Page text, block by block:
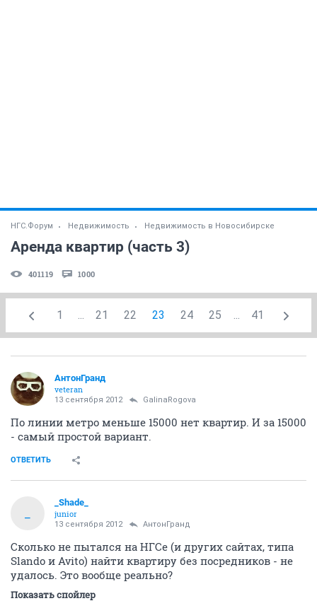
НГС.Форум Недвижимость Недвижимость в Новосибирске
Аренда квартир (часть 3)
401119 1000
1 ... 21 22 23 24 25 ... 41
АнтонГранд
veteran
13 сентября 2012 GalinaRogova
По линии метро меньше 15000 нет квартир. И за 15000
- самый простой вариант.
ОТВЕТИТЬ
_Shade_
junior
13 сентября 2012 АнтонГранд
Сколько не пытался на НГСе (и других сайтах, типа
Slando и Avito) найти квартиру без посредников - не
удалось. Это вообще реально?
Показать спойлер